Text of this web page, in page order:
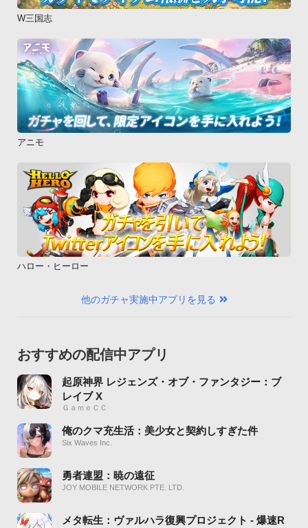
W三国志
アニモ
ハロー・ヒーロー
他のガチャ実施中アプリを見る
おすすめの配信中アプリ
起原神界 レジェンズ・オブ・ファンタジー：ブ
レイブ X
ＧａｍｅＣＣ
俺のクマ充生活：美少女と契約しすぎた件
Six Waves Inc.
勇者連盟：暁の遠征
JOY MOBILE NETWORK PTE. LTD.
メタ転生：ヴァルハラ復興プロジェクト - 爆速R